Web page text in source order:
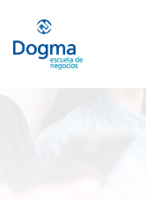
próximos